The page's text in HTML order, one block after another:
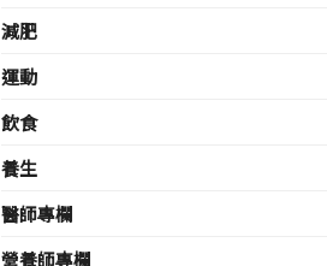
減肥
運動
飲食
養生
醫師專欄
營養師專欄